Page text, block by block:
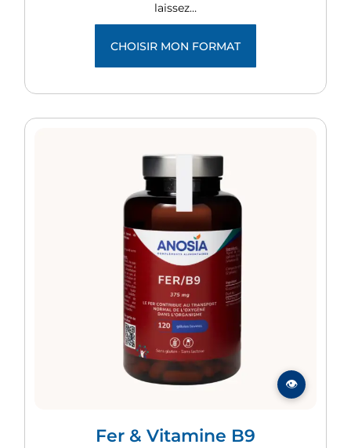
laissez…
Fer & Vitamine B9